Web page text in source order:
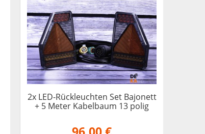
2x LED-Rückleuchten Set Bajonett
+ 5 Meter Kabelbaum 13 polig